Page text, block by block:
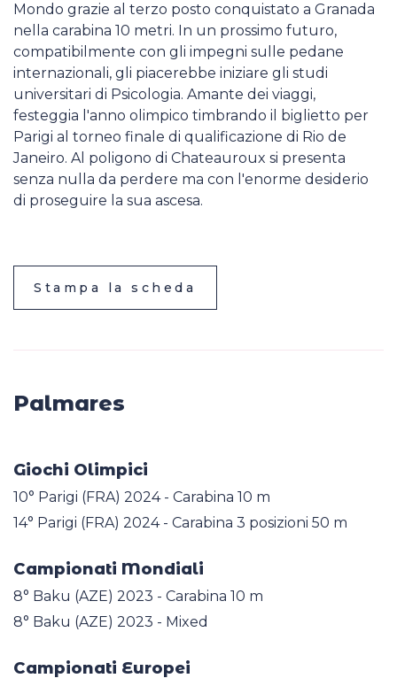
Mondo grazie al terzo posto conquistato a Granada
nella carabina 10 metri. In un prossimo futuro,
compatibilmente con gli impegni sulle pedane
internazionali, gli piacerebbe iniziare gli studi
universitari di Psicologia. Amante dei viaggi,
festeggia l'anno olimpico timbrando il biglietto per
Parigi al torneo finale di qualificazione di Rio de
Janeiro. Al poligono di Chateauroux si presenta
senza nulla da perdere ma con l'enorme desiderio
di proseguire la sua ascesa.
Stampa la scheda
Palmares
Giochi Olimpici
10° Parigi (FRA) 2024 - Carabina 10 m
14° Parigi (FRA) 2024 - Carabina 3 posizioni 50 m
Campionati Mondiali
8° Baku (AZE) 2023 - Carabina 10 m
8° Baku (AZE) 2023 - Mixed
Campionati Europei